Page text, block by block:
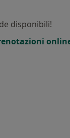
disponibili!